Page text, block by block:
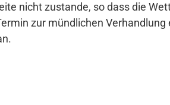
nicht zustande, so dass die
zur mündlichen Verhandlung